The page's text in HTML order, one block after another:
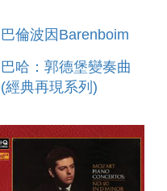
巴倫波因Barenboim
巴哈：郭德堡變奏曲
(經典再現系列)
VARIATIONS